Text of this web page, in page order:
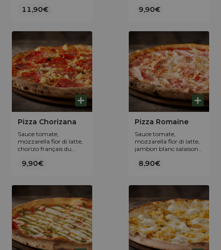
Sassenage AOP, Tome
11,90€
bruns de Paris et
9,90€
Pizza Chorizana
Sauce tomate,
mozzarella fior di latte,
chorizo français du
d’oignons et origan.
9,90€
Pizza Romaine
Sauce tomate,
mozzarella fior di latte,
jambon blanc salaison
8,90€